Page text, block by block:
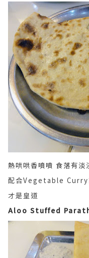
熱哄哄香噴噴 食落有淡
配合Vegetable Curry
才是皇道
Aloo Stuffed